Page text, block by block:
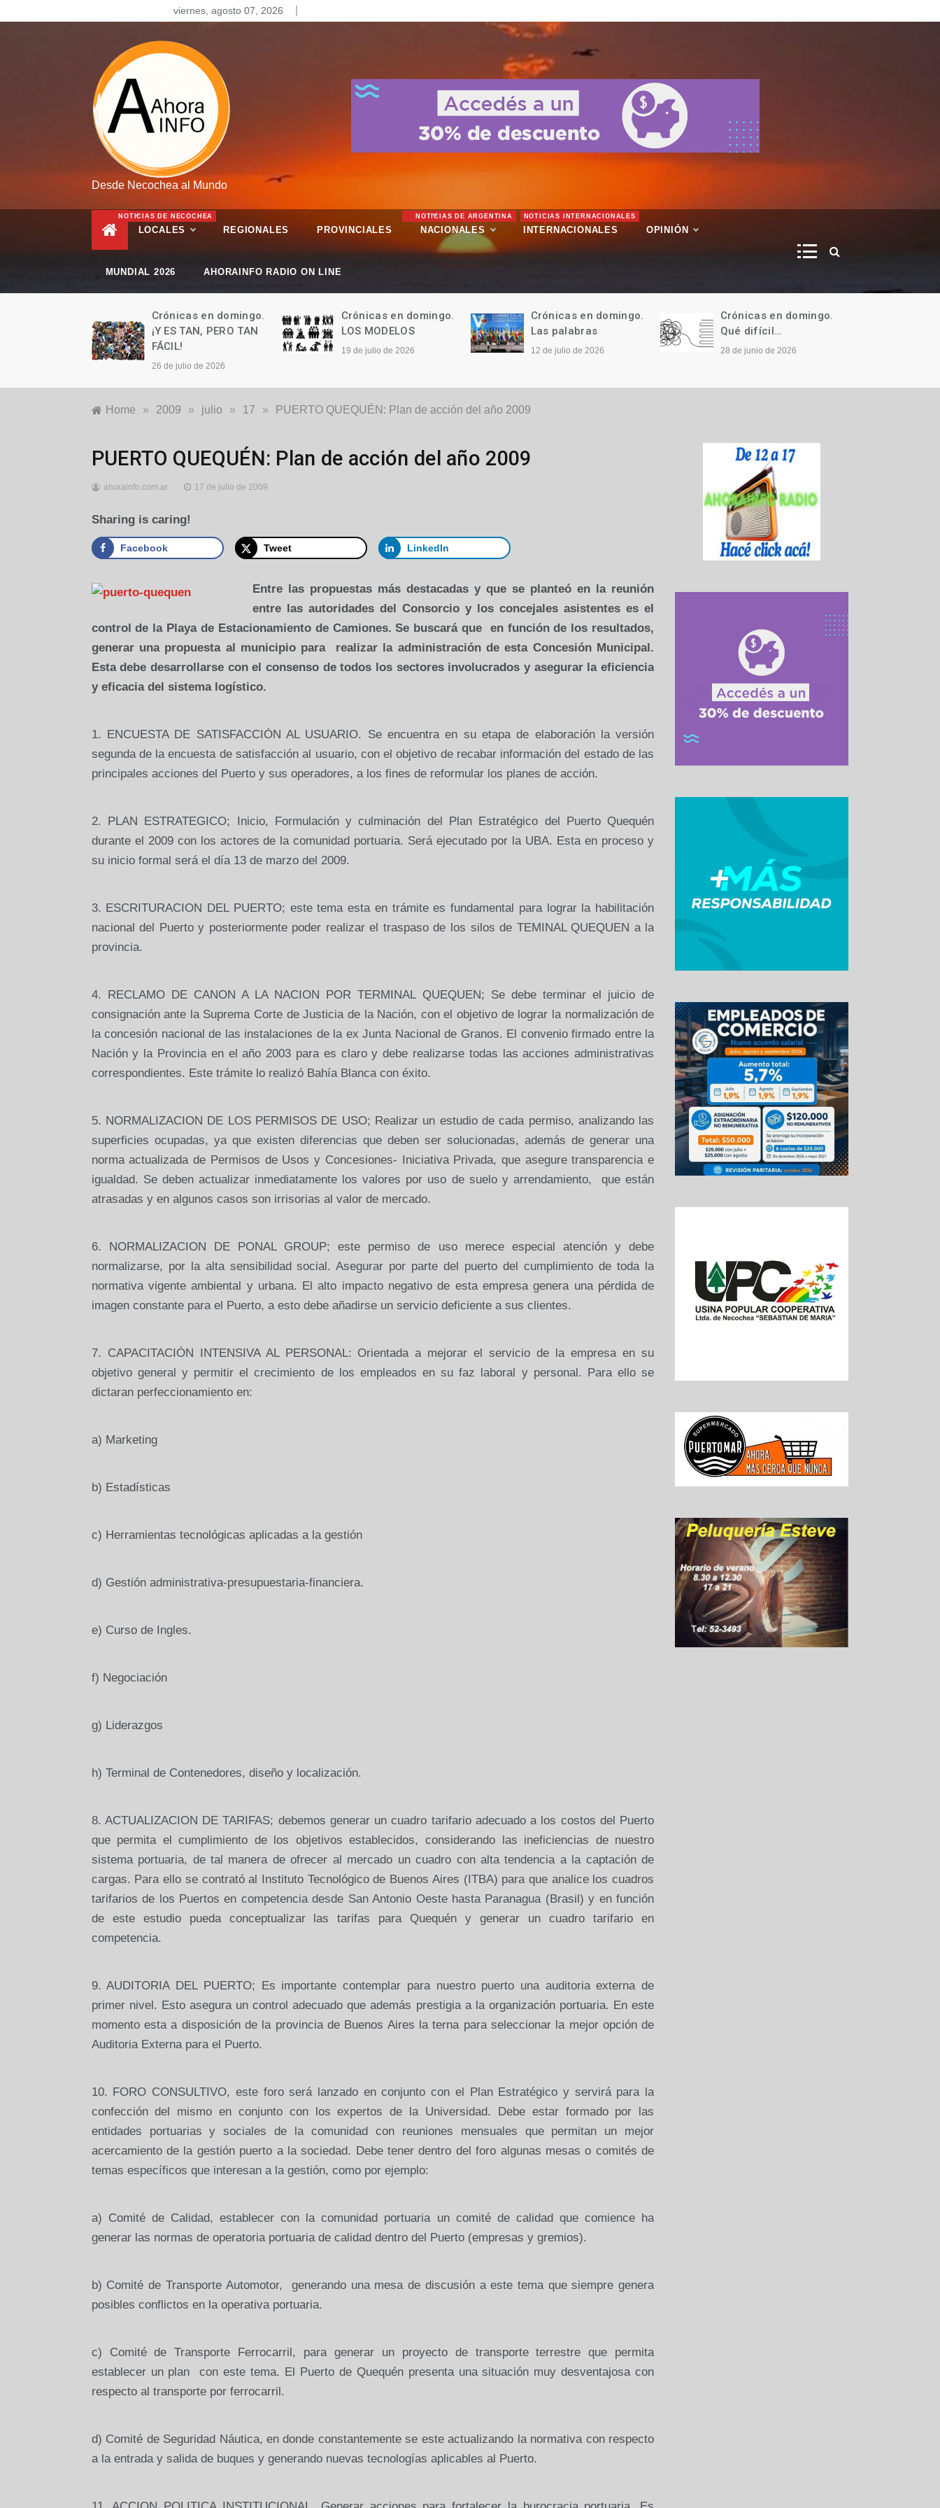
to
viernes, agosto 07, 2026
Desde Necochea al Mundo
LOCALES
NOTICIAS DE NECOCHEA
REGIONALES PROVINCIALES NACIONALES
NOTICIAS DE ARGENTINA
INTERNACIONALES
NOTICIAS INTERNACIONALES
OPINIÓN
MUNDIAL 2026 AHORAINFO RADIO ON LINE
Crónicas en domingo.
¡Y ES TAN, PERO TAN
FÁCIL!
26 de julio de 2026
Crónicas en domingo.
LOS MODELOS
19 de julio de 2026
Crónicas en domingo.
Las palabras
12 de julio de 2026
Crónicas en domingo.
Qué difícil…
28 de junio de 2026
Home » 2009 » julio » 17 » PUERTO QUEQUÉN: Plan de acción del año 2009
Locales
PUERTO QUEQUÉN: Plan de acción del año 2009
ahorainfo.com.ar 17 de julio de 2009
Sharing is caring!
Facebook Tweet LinkedIn
Entre las propuestas más destacadas y que se planteó en la reunión
entre las autoridades del Consorcio y los concejales asistentes es el
control de la Playa de Estacionamiento de Camiones. Se buscará que en función de los resultados,
generar una propuesta al municipio para realizar la administración de esta Concesión Municipal.
Esta debe desarrollarse con el consenso de todos los sectores involucrados y asegurar la eficiencia
y eficacia del sistema logístico.
1. ENCUESTA DE SATISFACCIÓN AL USUARIO. Se encuentra en su etapa de elaboración la versión
segunda de la encuesta de satisfacción al usuario, con el objetivo de recabar información del estado de las
principales acciones del Puerto y sus operadores, a los fines de reformular los planes de acción.
2. PLAN ESTRATEGICO; Inicio, Formulación y culminación del Plan Estratégico del Puerto Quequén
durante el 2009 con los actores de la comunidad portuaria. Será ejecutado por la UBA. Esta en proceso y
su inicio formal será el día 13 de marzo del 2009.
3. ESCRITURACION DEL PUERTO; este tema esta en trámite es fundamental para lograr la habilitación
nacional del Puerto y posteriormente poder realizar el traspaso de los silos de TEMINAL QUEQUEN a la
provincia.
4. RECLAMO DE CANON A LA NACION POR TERMINAL QUEQUEN; Se debe terminar el juicio de
consignación ante la Suprema Corte de Justicia de la Nación, con el objetivo de lograr la normalización de
la concesión nacional de las instalaciones de la ex Junta Nacional de Granos. El convenio firmado entre la
Nación y la Provincia en el año 2003 para es claro y debe realizarse todas las acciones administrativas
correspondientes. Este trámite lo realizó Bahía Blanca con éxito.
5. NORMALIZACION DE LOS PERMISOS DE USO; Realizar un estudio de cada permiso, analizando las
superficies ocupadas, ya que existen diferencias que deben ser solucionadas, además de generar una
norma actualizada de Permisos de Usos y Concesiones- Iniciativa Privada, que asegure transparencia e
igualdad. Se deben actualizar inmediatamente los valores por uso de suelo y arrendamiento, que están
atrasadas y en algunos casos son irrisorias al valor de mercado.
6. NORMALIZACION DE PONAL GROUP; este permiso de uso merece especial atención y debe
normalizarse, por la alta sensibilidad social. Asegurar por parte del puerto del cumplimiento de toda la
normativa vigente ambiental y urbana. El alto impacto negativo de esta empresa genera una pérdida de
imagen constante para el Puerto, a esto debe añadirse un servicio deficiente a sus clientes.
7. CAPACITACIÓN INTENSIVA AL PERSONAL: Orientada a mejorar el servicio de la empresa en su
objetivo general y permitir el crecimiento de los empleados en su faz laboral y personal. Para ello se
dictaran perfeccionamiento en:
a) Marketing
b) Estadísticas
c) Herramientas tecnológicas aplicadas a la gestión
d) Gestión administrativa-presupuestaria-financiera.
e) Curso de Ingles.
f) Negociación
g) Liderazgos
h) Terminal de Contenedores, diseño y localización.
8. ACTUALIZACION DE TARIFAS; debemos generar un cuadro tarifario adecuado a los costos del Puerto
que permita el cumplimiento de los objetivos establecidos, considerando las ineficiencias de nuestro
sistema portuaria, de tal manera de ofrecer al mercado un cuadro con alta tendencia a la captación de
cargas. Para ello se contrató al Instituto Tecnológico de Buenos Aires (ITBA) para que analice los cuadros
tarifarios de los Puertos en competencia desde San Antonio Oeste hasta Paranagua (Brasil) y en función
de este estudio pueda conceptualizar las tarifas para Quequén y generar un cuadro tarifario en
competencia.
9. AUDITORIA DEL PUERTO; Es importante contemplar para nuestro puerto una auditoria externa de
primer nivel. Esto asegura un control adecuado que además prestigia a la organización portuaria. En este
momento esta a disposición de la provincia de Buenos Aires la terna para seleccionar la mejor opción de
Auditoria Externa para el Puerto.
10. FORO CONSULTIVO, este foro será lanzado en conjunto con el Plan Estratégico y servirá para la
confección del mismo en conjunto con los expertos de la Universidad. Debe estar formado por las
entidades portuarias y sociales de la comunidad con reuniones mensuales que permitan un mejor
acercamiento de la gestión puerto a la sociedad. Debe tener dentro del foro algunas mesas o comités de
temas específicos que interesan a la gestión, como por ejemplo:
a) Comité de Calidad, establecer con la comunidad portuaria un comité de calidad que comience ha
generar las normas de operatoria portuaria de calidad dentro del Puerto (empresas y gremios).
b) Comité de Transporte Automotor, generando una mesa de discusión a este tema que siempre genera
posibles conflictos en la operativa portuaria.
c) Comité de Transporte Ferrocarril, para generar un proyecto de transporte terrestre que permita
establecer un plan con este tema. El Puerto de Quequén presenta una situación muy desventajosa con
respecto al transporte por ferrocarril.
d) Comité de Seguridad Náutica, en donde constantemente se este actualizando la normativa con respecto
a la entrada y salida de buques y generando nuevas tecnologías aplicables al Puerto.